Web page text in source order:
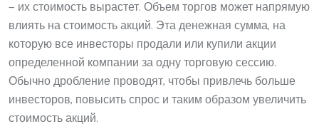
— их стоимость вырастет. Объем торгов может напрямую
влиять на стоимость акций. Эта денежная сумма, на
которую все инвесторы продали или купили акции
определенной компании за одну торговую сессию.
Обычно дробление проводят, чтобы привлечь больше
инвесторов, повысить спрос и таким образом увеличить
стоимость акций.